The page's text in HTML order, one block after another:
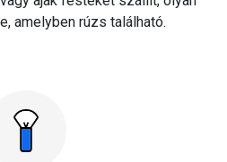
amelyben rúzs található.